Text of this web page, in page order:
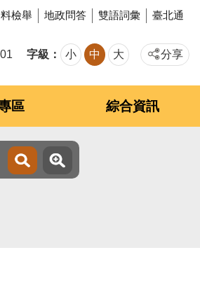
檢舉 地政問答 雙語詞彙 臺北通
字級 小 中 大 分享
區 綜合資訊